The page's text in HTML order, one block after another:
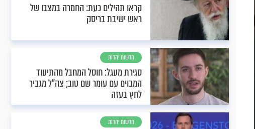
קראו תהילים כעת: החמרה במצבו של
ראש ישיבת בריסק
חדשות יהדות
סגירת מעגל: חוסל המחבל מהתיעוד
המבוים עם עומר שם טוב; צה"ל מגביר
לחץ בעזה
חדשות יהדות